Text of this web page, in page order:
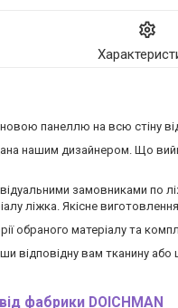
панеллю на всю стіну
нашим дизайнером. Що
замовниками
ліжка. Якісне
обраного матеріалу та
відповідну вам тканину або
фабрики DOICHMAN